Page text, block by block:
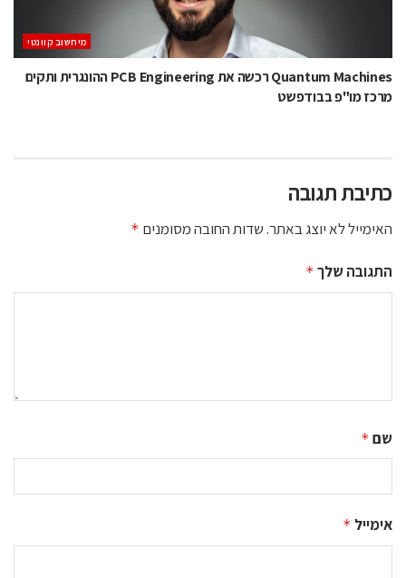
מיחשוב קוונטי
Quantum Machines רכשה את PCB Engineering ההונגרית ותקים
מרכז מו"פ בבודפשט
כתיבת תגובה
האימייל לא יוצג באתר.שדות החובה מסומנים *
התגובה שלך *
שם *
אימייל *